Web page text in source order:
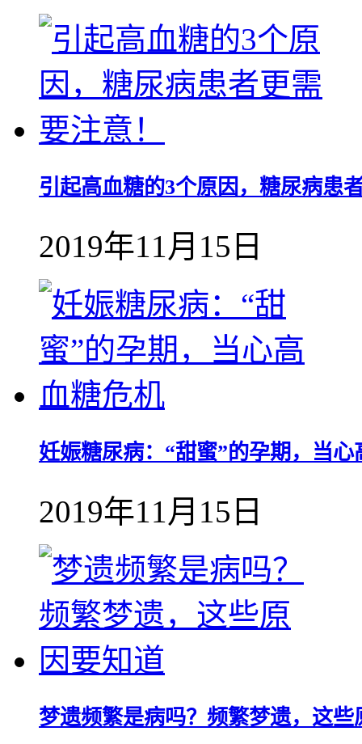
引起高血糖的3个原因，糖尿病患
2019年11月15日
妊娠糖尿病：“甜蜜”的孕期，当心
2019年11月15日
梦遗频繁是病吗？频繁梦遗，这些